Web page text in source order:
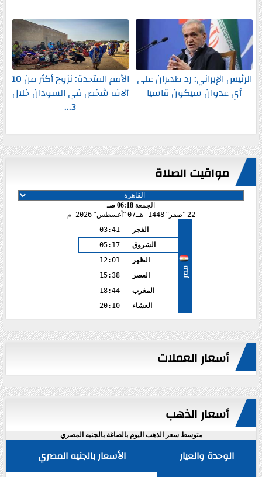
الرئيس الإيراني: رد طهران على
أي عدوان سيكون قاسيا
الأمم المتحدة: نزوح أكثر من 10
آلاف شخص في السودان خلال
3...
مواقيت الصلاة
الجمعة 06:18 صـ
22
صفر 1448 هـ 07 أغسطس 2026 م
مصر
الفجر
03:41
الشروق
05:17
الظهر
12:01
العصر
15:38
المغرب
18:44
العشاء
20:10
أسعار العملات
أسعار الذهب
متوسط سعر الذهب اليوم بالصاغة بالجنيه المصري
الوحدة والعيار
الأسعار بالجنيه المصري